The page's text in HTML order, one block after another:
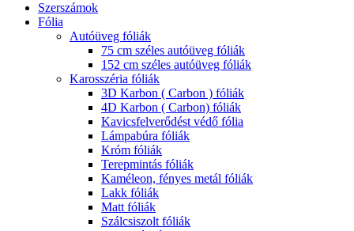
Szerszámok
Fólia
Autóüveg fóliák
75 cm széles autóüveg fóliák
152 cm széles autóüveg fóliák
Karosszéria fóliák
3D Karbon ( Carbon ) fóliák
4D Karbon ( Carbon) fóliák
Kavicsfelverődést védő fólia
Lámpabúra fóliák
Króm fóliák
Terepmintás fóliák
Kaméleon, fényes metál fóliák
Lakk fóliák
Matt fóliák
Szálcsiszolt fóliák